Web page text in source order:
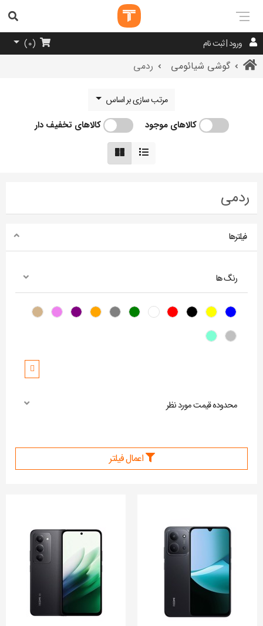
ورود | ثبت نام (
0
)
گوشی شیائومی ردمی
مرتب سازی بر اساس
کالاهای موجود
کالاهای تخفیف دار
ردمی
فیلترها
رنگ ها
Blue
Yellow
Black
Red
White
Green
Gray
Orange
Purple
Violet
Tan
Silver
Aquamarine
محدوده قیمت مورد نظر
اعمال فیلتر